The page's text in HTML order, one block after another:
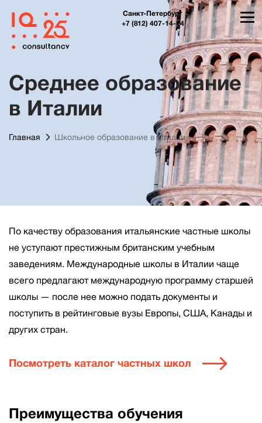
Санкт-Петербург
+7 (812) 407-14-14
Среднее образование
в Италии
Главная Школьное образование в Италии
По качеству образования итальянские частные школы
не уступают престижным британским учебным
заведениям. Международные школы в Италии чаще
всего предлагают международную программу старшей
школы — после нее можно подать документы и
поступить в рейтинговые вузы Европы, США, Канады и
других стран.
Посмотреть каталог частных школ
Преимущества обучения